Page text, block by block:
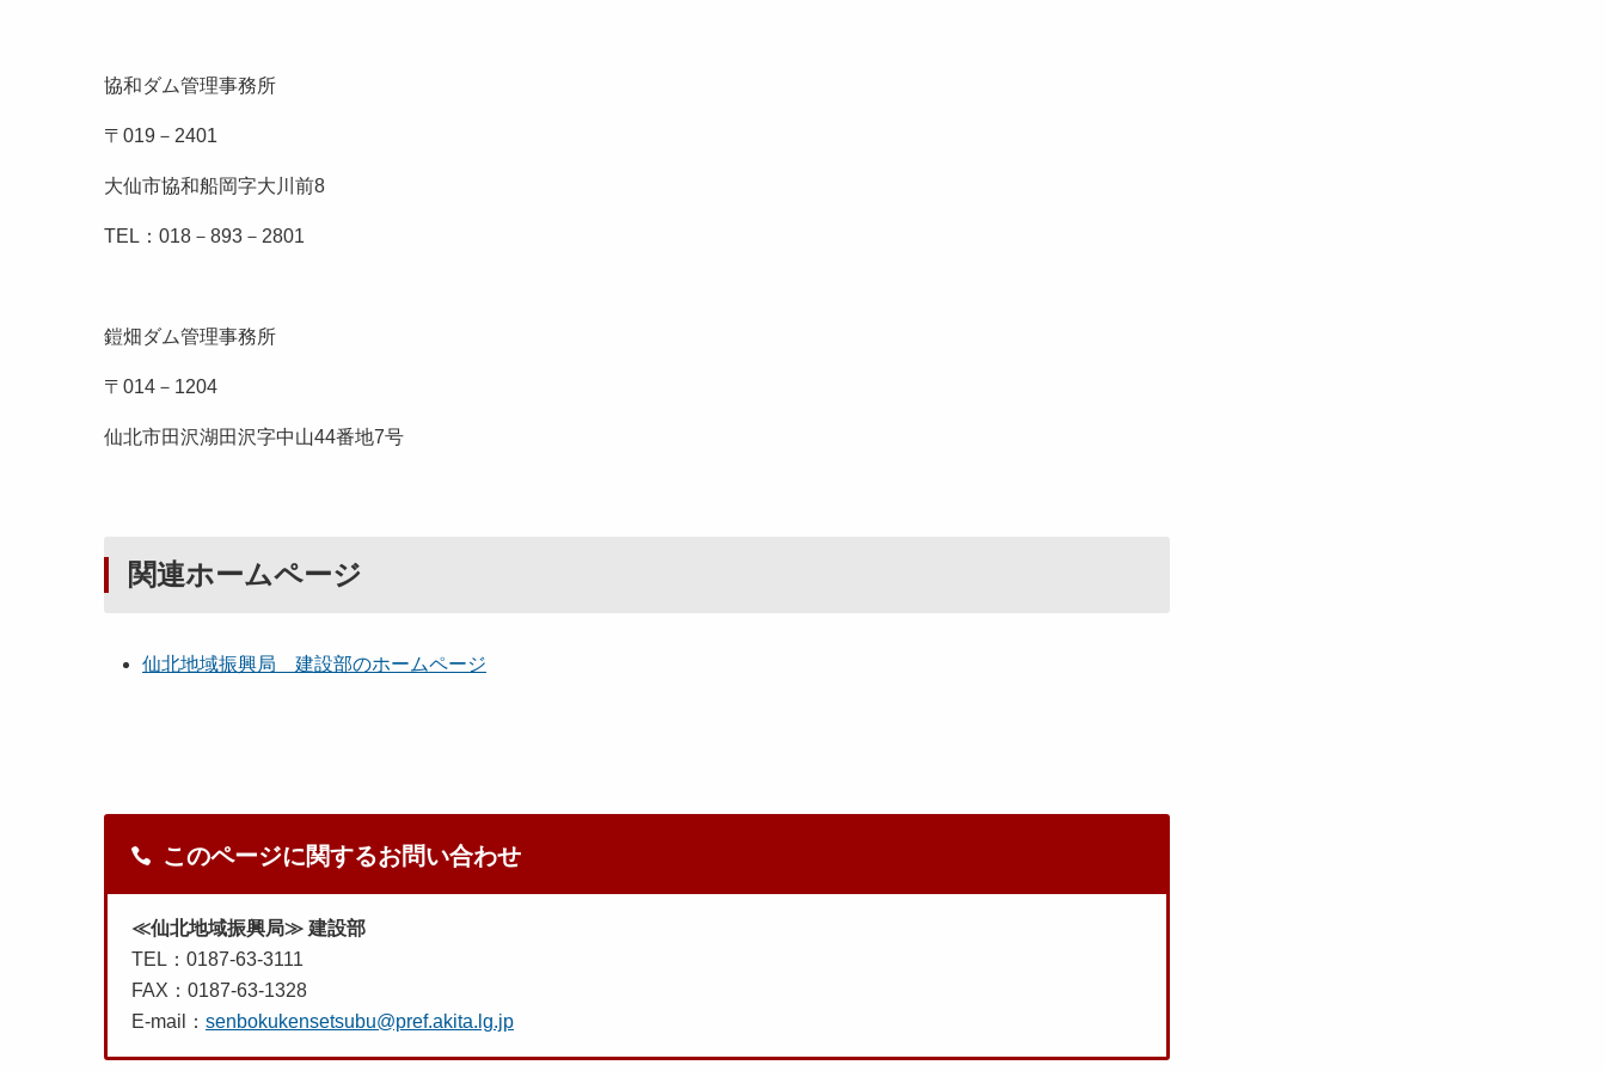
協和ダム管理事務所
〒019－2401
大仙市協和船岡字大川前8
TEL：018－893－2801
鎧畑ダム管理事務所
〒014－1204
仙北市田沢湖田沢字中山44番地7号
関連ホームページ
仙北地域振興局 建設部のホームページ
このページに関するお問い合わせ
≪仙北地域振興局≫ 建設部
TEL：0187-63-3111
FAX：0187-63-1328
E-mail： senbokukensetsubu@pref.akita.lg.jp